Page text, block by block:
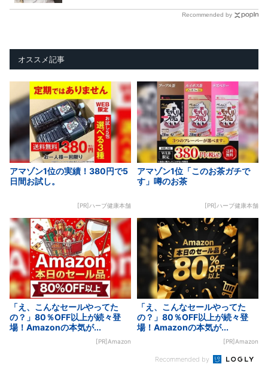
Recommended by
オススメ記事
アマゾン1位の実績！380円で5
日間お試し。
[PR]ハーブ健康本舗
アマゾン1位「このお茶ガチで
す」噂のお茶
[PR]ハーブ健康本舗
「え、こんなセールやってた
の？」80％OFF以上が続々登
場！Amazonの本気が...
[PR]Amazon
「え、こんなセールやってた
の？」80％OFF以上が続々登
場！Amazonの本気が...
[PR]Amazon
Recommended by